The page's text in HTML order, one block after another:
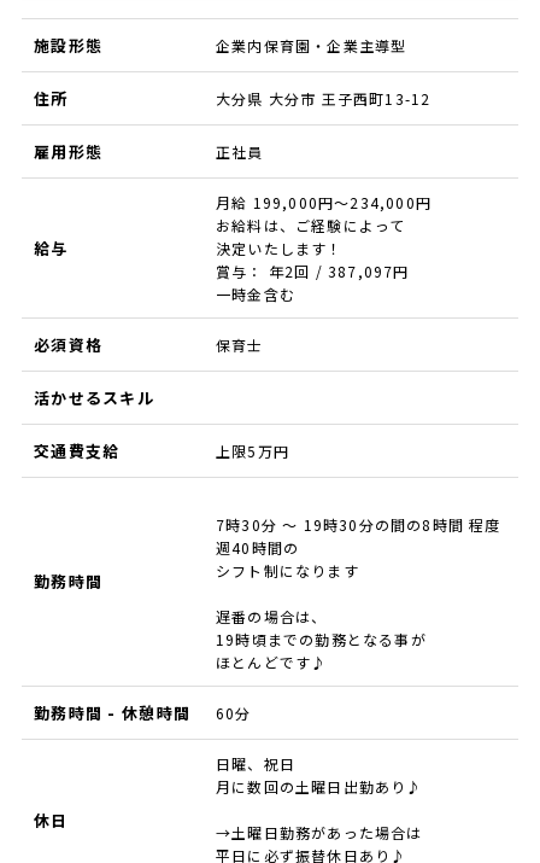
施設形態 企業内保育園・企業主導型
住所 大分県 大分市 王子西町13-12
雇用形態 正社員
給与
月給 199,000円～234,000円
お給料は、ご経験によって
決定いたします！
賞与： 年2回 / 387,097円
一時金含む
必須資格 保育士
活かせるスキル
交通費支給 上限5万円
勤務時間
7時30分 ～ 19時30分の間の8時間 程度
週40時間の
シフト制になります
遅番の場合は、
19時頃までの勤務となる事が
ほとんどです♪
勤務時間 - 休憩時間 60分
休日
日曜、祝日
月に数回の土曜日出勤あり♪
→土曜日勤務があった場合は
平日に必ず振替休日あり♪